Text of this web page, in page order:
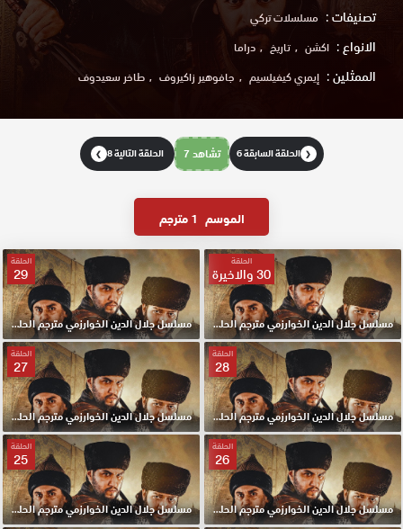
تصنيفات : مسلسلات تركي
الانواع : اكشن تاريخ دراما
الممثلين : إيمري كيفيلسيم جافوهير زاكيروف طاخر سعيدوف
❮ الحلقة السابقة 6 تشاهد 7 الحلقة التالية 8 ❯
الموسم 1 مترجم
الحلقة
30 والاخيرة
مسلسل جلال الدين الخوارزمي مترجم الحلقة 30 والاخيرة HD
الحلقة
29
مسلسل جلال الدين الخوارزمي مترجم الحلقة 29 HD
الحلقة
28
مسلسل جلال الدين الخوارزمي مترجم الحلقة 28 HD
الحلقة
27
مسلسل جلال الدين الخوارزمي مترجم الحلقة 27 HD
الحلقة
26
مسلسل جلال الدين الخوارزمي مترجم الحلقة 26 HD
الحلقة
25
مسلسل جلال الدين الخوارزمي مترجم الحلقة 25 HD